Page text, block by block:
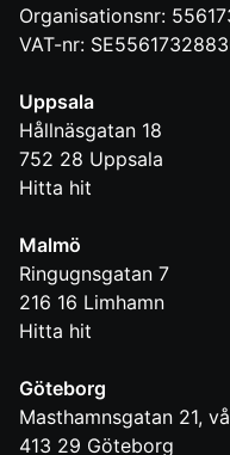
Organisationsnr:
VAT-nr:
Uppsala
Hållnäsgatan 18
752 28 Uppsala
Hitta hit
Malmö
Ringugnsgatan 7
216 16 Limhamn
Hitta hit
Göteborg
Masthamnsgatan 21,
413 29 Göteborg